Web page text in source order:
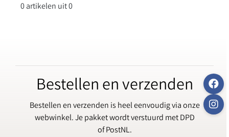
0 artikelen uit 0
Bestellen en verzenden
Bestellen en verzenden is heel eenvoudig via onze
webwinkel. Je pakket wordt verstuurd met DPD
of PostNL.